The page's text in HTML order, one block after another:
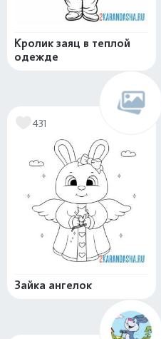
Кролик заяц в теплой
одежде
431
Зайка ангелок